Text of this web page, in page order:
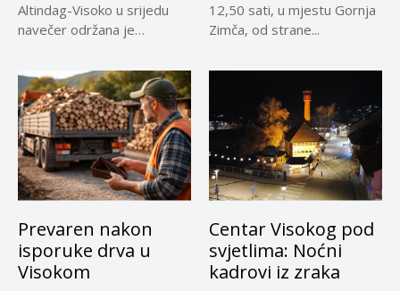
Altindag-Visoko u srijedu
navečer održana je
12,50 sati, u mjestu Gornja
Zimča, od strane...
Prevaren nakon
isporuke drva u
Visokom
Centar Visokog pod
svjetlima: Noćni
kadrovi iz zraka